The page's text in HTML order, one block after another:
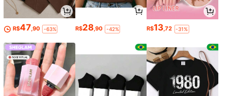
R$47,90 -63% R$28,90 -42% R$13,72 -31%